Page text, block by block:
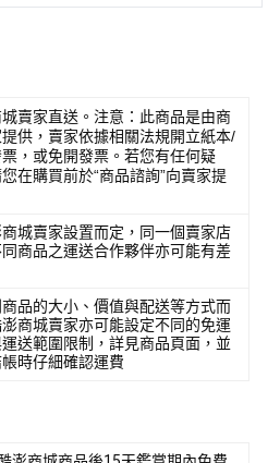
賣家直送。注意：此商品是由商
供，賣家依據相關法規開立紙本/
，或免開發票。若您有任何疑
在購買前於“商品諮詢”向賣家提
城賣家設置而定，同一個賣家店
商品之運送合作夥伴亦可能有差
品的大小、價值與配送等方式而
商城賣家亦可能設定不同的免運
送範圍限制，詳見商品頁面，並
時仔細確認運費